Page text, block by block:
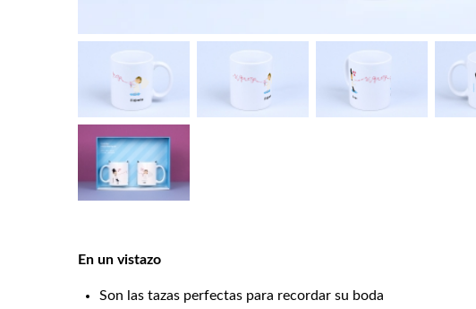
En un vistazo
Son las tazas perfectas para recordar su boda